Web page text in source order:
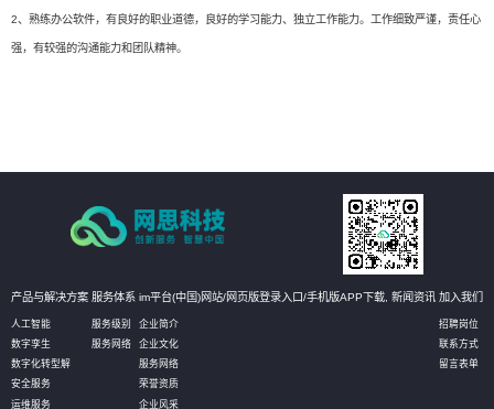
2、熟练办公软件，有良好的职业道德，良好的学习能力、独立工作能力。工作细致严谨，责任心
强，有较强的沟通能力和团队精神。
产品与解决方案
人工智能
数字孪生
数字化转型解
安全服务
运维服务
服务体系
服务级别
服务网络
im平台(中国)网站/网页版登录入口/手机版APP下载,
企业简介
企业文化
服务网络
荣誉资质
企业风采
新闻资讯 加入我们
招聘岗位
联系方式
留言表单